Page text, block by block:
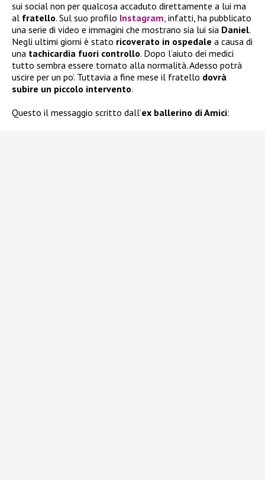
sui social non per qualcosa accaduto direttamente a lui ma
al fratello. Sul suo profilo Instagram, infatti, ha pubblicato
una serie di video e immagini che mostrano sia lui sia Daniel.
Negli ultimi giorni è stato ricoverato in ospedale a causa di
una tachicardia fuori controllo. Dopo l’aiuto dei medici
tutto sembra essere tornato alla normalità. Adesso potrà
uscire per un po’. Tuttavia a fine mese il fratello dovrà
subire un piccolo intervento.
Questo il messaggio scritto dall’ex ballerino di Amici: